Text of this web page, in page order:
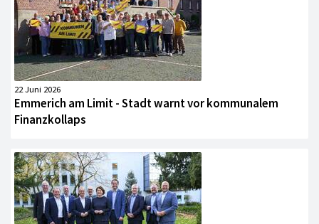
22 Juni 2026
Emmerich am Limit - Stadt warnt vor kommunalem
Finanzkollaps